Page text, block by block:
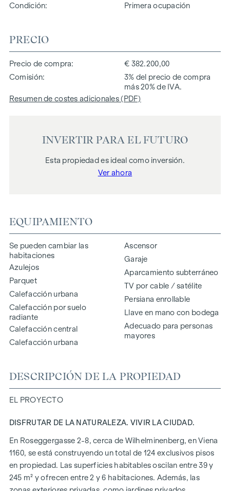
Condición
Primera ocupación
PRECIO
Precio de compra
€ 382.200,00
Comisión
3% del precio de compra
más 20% de IVA.
Resumen de costes adicionales (PDF)
INVERTIR PARA EL FUTURO
Esta propiedad es ideal como inversión.
Ver ahora
EQUIPAMIENTO
Se pueden cambiar las
habitaciones
Azulejos
Parquet
Calefacción urbana
Calefacción por suelo
radiante
Calefacción central
Calefacción urbana
Ascensor
Garaje
Aparcamiento subterráneo
TV por cable / satélite
Persiana enrollable
Llave en mano con bodega
Adecuado para personas
mayores
DESCRIPCIÓN DE LA PROPIEDAD
EL PROYECTO
DISFRUTAR DE LA NATURALEZA. VIVIR LA CIUDAD.
En Roseggergasse 2-8, cerca de Wilhelminenberg, en Viena
1160, se está construyendo un total de 124 exclusivos pisos
en propiedad. Las superficies habitables oscilan entre 39 y
245 m² y ofrecen entre 2 y 6 habitaciones. Además, las